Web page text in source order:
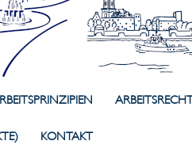
ARBEITSRECHT
KONTAKT